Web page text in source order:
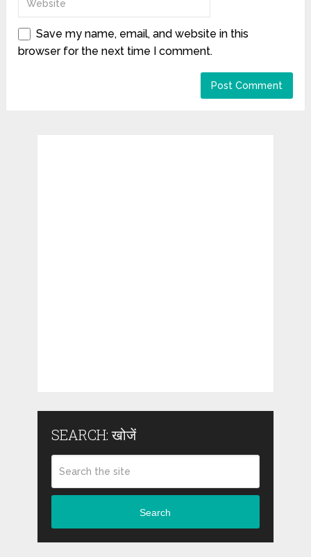
Save my name, email, and website in this
browser for the next time I comment.
SEARCH: खोजें
Search